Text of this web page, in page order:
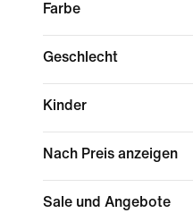
Farbe
Geschlecht
Kinder
Nach Preis anzeigen
Sale und Angebote